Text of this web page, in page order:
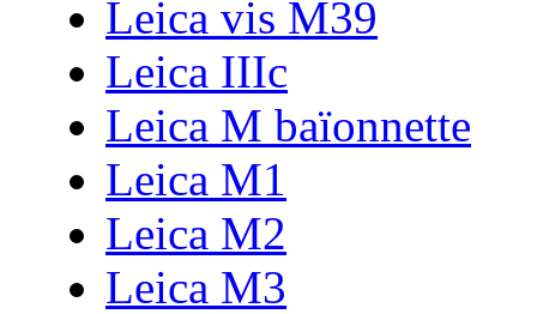
Leica vis M39
Leica IIIc
Leica M baïonnette
Leica M1
Leica M2
Leica M3